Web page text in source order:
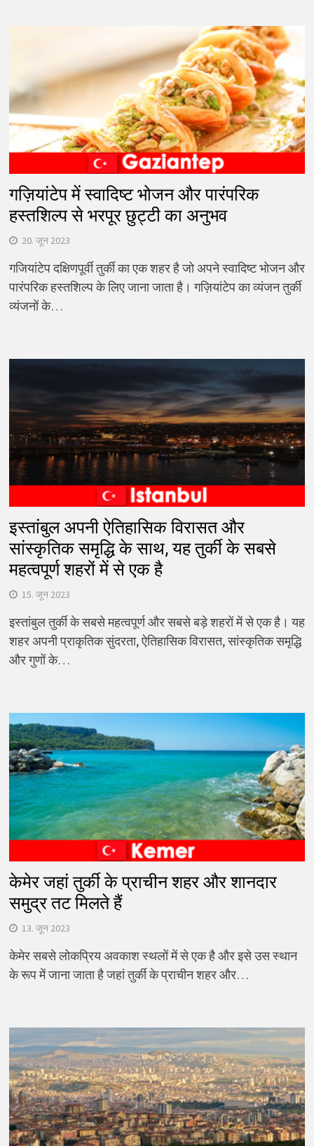
गज़ियांटेप में स्वादिष्ट भोजन और पारंपरिक
हस्तशिल्प से भरपूर छुट्टी का अनुभव
20. जून 2023
गजियांटेप दक्षिणपूर्वी तुर्की का एक शहर है जो अपने स्वादिष्ट भोजन और
पारंपरिक हस्तशिल्प के लिए जाना जाता है। गज़ियांटेप का व्यंजन तुर्की
व्यंजनों के…
इस्तांबुल अपनी ऐतिहासिक विरासत और
सांस्कृतिक समृद्धि के साथ, यह तुर्की के सबसे
महत्वपूर्ण शहरों में से एक है
15. जून 2023
इस्तांबुल तुर्की के सबसे महत्वपूर्ण और सबसे बड़े शहरों में से एक है। यह
शहर अपनी प्राकृतिक सुंदरता, ऐतिहासिक विरासत, सांस्कृतिक समृद्धि
और गुणों के…
केमेर जहां तुर्की के प्राचीन शहर और शानदार
समुद्र तट मिलते हैं
13. जून 2023
केमेर सबसे लोकप्रिय अवकाश स्थलों में से एक है और इसे उस स्थान
के रूप में जाना जाता है जहां तुर्की के प्राचीन शहर और…